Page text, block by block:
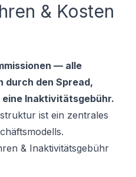
& Kosten
— alle
durch den Spread,
Inaktivitätsgebühr.
ist ein zentrales
& Inaktivitätsgebühr